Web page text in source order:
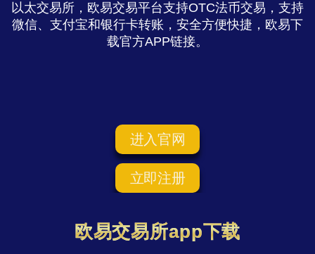
以太交易所，欧易交易平台支持OTC法币交易，支持
微信、支付宝和银行卡转账，安全方便快捷，欧易下
载官方APP链接。
进入官网
立即注册
欧易交易所app下载